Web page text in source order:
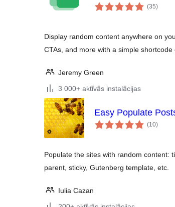
(35)
Display random content anywhere on
CTAs, and more with a simple shortcode
Jeremy Green
3 000+ aktīvās instalācijas
Easy Populate
(10)
Populate the sites with random content:
parent, sticky, Gutenberg template, etc.
Iulia Cazan